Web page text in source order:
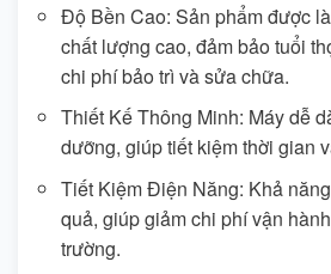
Độ Bền Cao: Sản phẩm được
chất lượng cao, đảm bảo tuổi
chi phí bảo trì và sửa chữa.
Thiết Kế Thông Minh: Máy dễ
dưỡng, giúp tiết kiệm thời gian
Tiết Kiệm Điện Năng: Khả
quả, giúp giảm chi phí vận
trường.